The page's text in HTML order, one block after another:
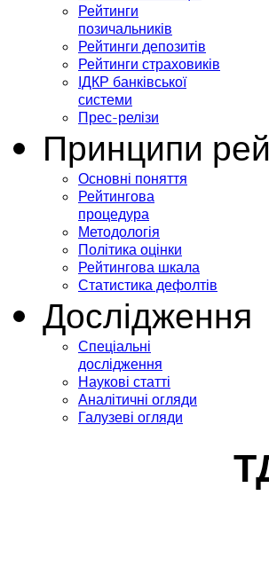
Рейтинги
позичальників
Рейтинги депозитів
Рейтинги страховиків
ІДКР банківської
системи
Прес-релізи
Принципи
Основні поняття
Рейтингова
процедура
Методологія
Політика оцінки
Рейтингова шкала
Статистика дефолтів
Дослідження
Спеціальні
дослідження
Наукові статті
Аналітичні огляди
Галузеві огляди